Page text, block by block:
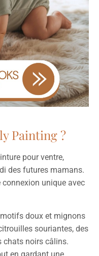
Painting ?
pour ventre,
des futures mamans.
connexion unique avec
doux et mignons
souriantes, des
chats noirs câlins.